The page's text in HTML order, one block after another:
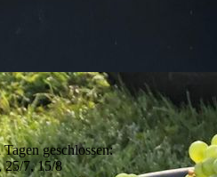
geschlossen:
25/7, 15/8